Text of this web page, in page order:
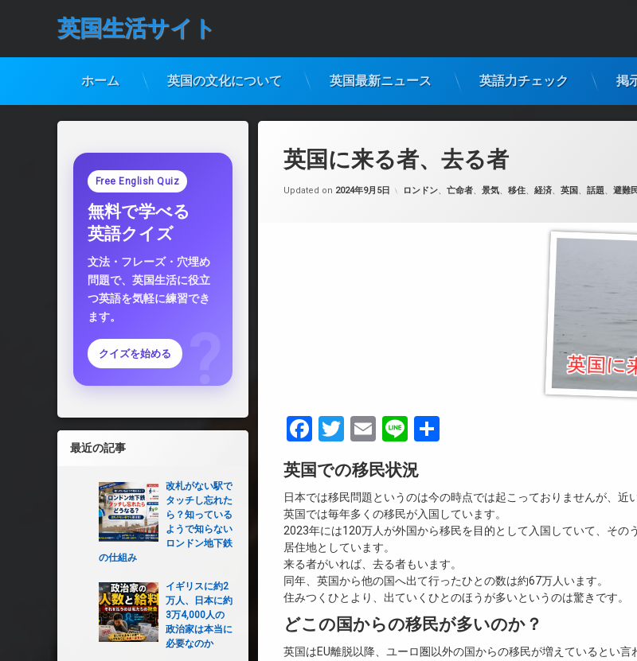
コ
英国生活サイト
ホーム 英国の文化について 英国最新ニュース 英語力チェック 掲
英国に来る者、去る者
Updated on 2024年9月5日 カテゴリー:
ロンドン、 亡命者、 景気、 移住、 経済、 英国 、 話題、 避難
Facebook
Twitter
Email
Line
英国での移民状況
日本では移民問題というのは今の時点では起こっておりませんが、近
英国では毎年多くの移民が入国しています。
2023年には120万人が外国から移民を目的として入国していて、その
居住地としています。
来る者がいれば、去る者もいます。
同年、英国から他の国へ出て行ったひとの数は約67万人います。
住みつくひとより、出ていくひとのほうが多いというのは驚きです。
どこの国からの移民が多いのか？
英国はEU離脱以降、ユーロ圏以外の国からの移民が増えているとい言
Free English Quiz
無料で学べる
英語クイズ
文法・フレーズ・穴埋め
問題で、英国生活に役立
つ英語を気軽に練習でき
ます。
クイズを始める
最近の記事
改札がない駅で
タッチし忘れた
ら？知っている
ようで知らない
ロンドン地下鉄
の仕組み
イギリスに約2
万人、日本に約
3万4,000人の
政治家は本当に
必要なのか